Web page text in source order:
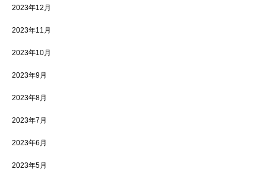
2023年12月
2023年11月
2023年10月
2023年9月
2023年8月
2023年7月
2023年6月
2023年5月